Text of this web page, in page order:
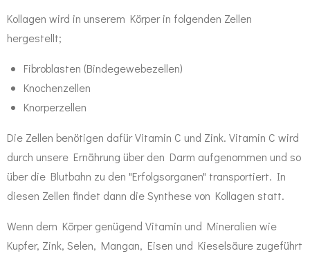
Kollagen wird in unserem Körper in folgenden Zellen
hergestellt;
Fibroblasten (Bindegewebezellen)
Knochenzellen
Knorperzellen
Die Zellen benötigen dafür Vitamin C und Zink. Vitamin C wird
durch unsere Ernährung über den Darm aufgenommen und so
über die Blutbahn zu den "Erfolgsorganen" transportiert. In
diesen Zellen findet dann die Synthese von Kollagen statt.
Wenn dem Körper genügend Vitamin und Mineralien wie
Kupfer, Zink, Selen, Mangan, Eisen und Kieselsäure zugeführt